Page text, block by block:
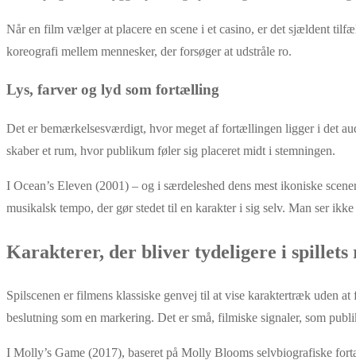
Når en film vælger at placere en scene i et casino, er det sjældent
koreografi mellem mennesker, der forsøger at udstråle ro.
Lys, farver og lyd som fortælling
Det er bemærkelsesværdigt, hvor meget af fortællingen ligger i det
skaber et rum, hvor publikum føler sig placeret midt i stemningen.
I Ocean’s Eleven (2001) – og i særdeleshed dens mest ikoniske
musikalsk tempo, der gør stedet til en karakter i sig selv. Man ser
Karakterer, der bliver tydeligere i spillets
Spilscenen er filmens klassiske genvej til at vise karaktertræk uden
beslutning som en markering. Det er små, filmiske signaler, som
I Molly’s Game (2017), baseret på Molly Blooms selvbiografiske